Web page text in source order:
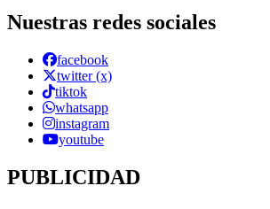
Nuestras redes sociales
facebook
twitter (x)
tiktok
whatsapp
instagram
youtube
PUBLICIDAD